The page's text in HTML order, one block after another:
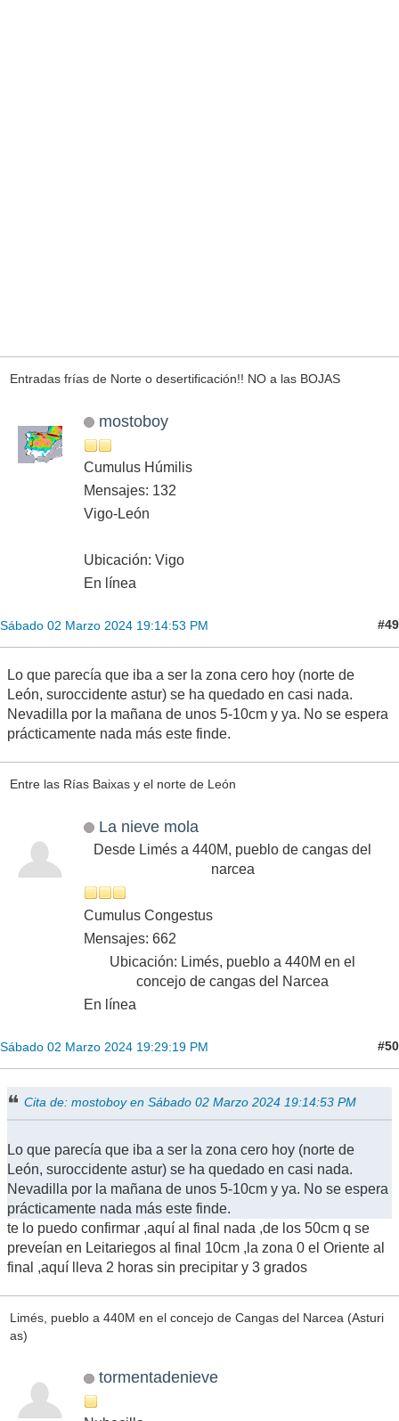
Entradas frías de Norte o desertificación!! NO a las BOJAS
mostoboy
Cumulus Húmilis
Mensajes: 132
Vigo-León
Ubicación: Vigo
En línea
Sábado 02 Marzo 2024 19:14:53 PM #49
Lo que parecía que iba a ser la zona cero hoy (norte de
León, suroccidente astur) se ha quedado en casi nada.
Nevadilla por la mañana de unos 5-10cm y ya. No se espera
prácticamente nada más este finde.
Entre las Rías Baixas y el norte de León
La nieve mola
Desde Limés a 440M, pueblo de cangas del
narcea
Cumulus Congestus
Mensajes: 662
Ubicación: Limés, pueblo a 440M en el
concejo de cangas del Narcea
En línea
Sábado 02 Marzo 2024 19:29:19 PM #50
Cita de: mostoboy en Sábado 02 Marzo 2024 19:14:53 PM
Lo que parecía que iba a ser la zona cero hoy (norte de
León, suroccidente astur) se ha quedado en casi nada.
Nevadilla por la mañana de unos 5-10cm y ya. No se espera
prácticamente nada más este finde.
te lo puedo confirmar ,aquí al final nada ,de los 50cm q se
preveían en Leitariegos al final 10cm ,la zona 0 el Oriente al
final ,aquí lleva 2 horas sin precipitar y 3 grados
Limés, pueblo a 440M en el concejo de Cangas del Narcea (Asturi
as)
tormentadenieve